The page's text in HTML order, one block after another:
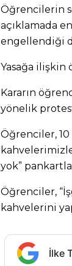
Öğrencilerin
açıklamada
engellendiği
Yasağa ilişkin
Kararın
yönelik
Öğrenciler, 10
yok”
Öğrenciler,
kahvelerini
İlke